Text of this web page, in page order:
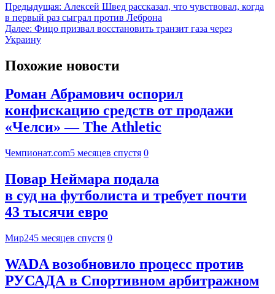
Предыдущая: Алексей Швед рассказал, что чувствовал, когда
в первый раз сыграл против Леброна
Далее: Фицо призвал восстановить транзит газа через
Украину
Похожие новости
Роман Абрамович оспорил
конфискацию средств от продажи
«Челси» — The Athletic
Чемпионат.com5 месяцев спустя 0
Повар Неймара подала
в суд на футболиста и требует почти
43 тысячи евро
Мир245 месяцев спустя 0
WADA возобновило процесс против
РУСАДА в Спортивном арбитражном